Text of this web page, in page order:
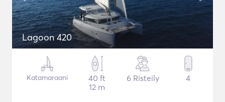
Lagoon 420
Katamaraani
40 ft
12 m
6 Risteily 4